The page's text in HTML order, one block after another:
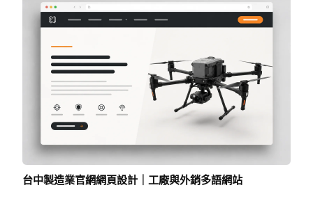
台中製造業官網網頁設計｜工廠與外銷多語網站